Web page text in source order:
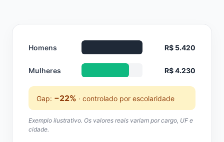
Homens R$ 5.420
Mulheres R$ 4.230
Gap: −22% · controlado por escolaridade
Exemplo ilustrativo. Os valores reais variam por cargo, UF e
cidade.